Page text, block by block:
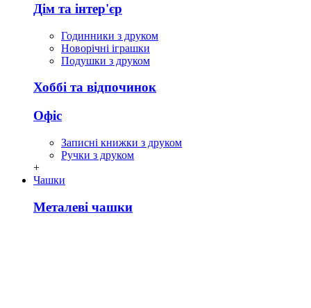
Дім та інтер'єр
Годинники з друком
Новорічні іграшки
Подушки з друком
Хоббі та відпочинок
Офіс
Записні книжки з друком
Ручки з друком
+
Чашки
Металеві чашки